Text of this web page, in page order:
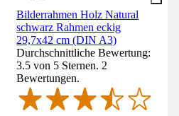
Bilderrahmen Holz Natural
schwarz Rahmen eckig
29,7x42 cm (DIN A3)
Durchschnittliche Bewertung:
3.5 von 5 Sternen. 2
Bewertungen.